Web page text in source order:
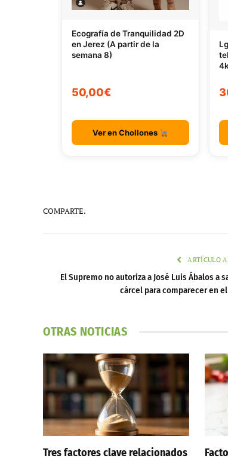
Ecografía de Tranquilidad 2D
en Jerez (A partir de la
semana 8)
50,00€
Ver en Chollones
COMPARTE.
ARTÍCULO
El Supremo no autoriza a José Luis Ábalos a
cárcel para comparecer en
OTRAS NOTICIAS
Tres factores clave relacionados